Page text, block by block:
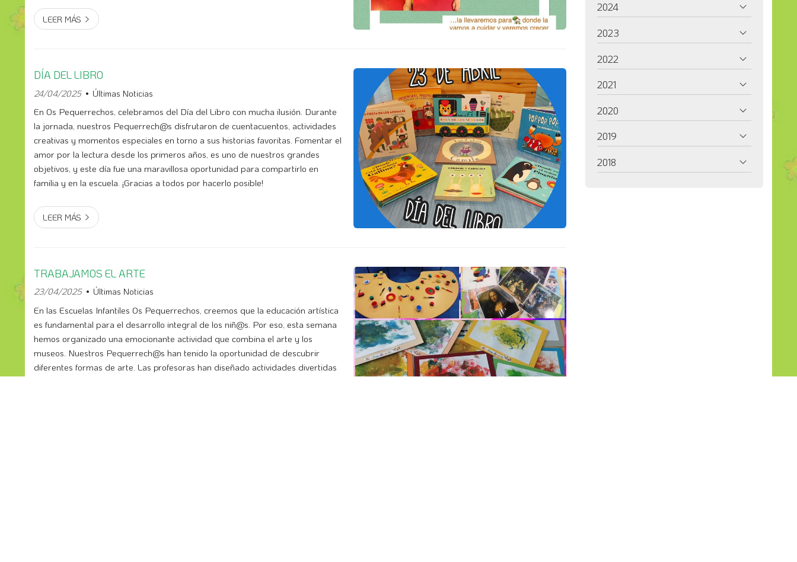
LEER MÁS
DÍA DEL LIBRO
24/04/2025 Últimas Noticias
En Os Pequerrechos, celebramos del Día del Libro con mucha ilusión. Durante
la jornada, nuestros Pequerrech@s disfrutaron de cuentacuentos, actividades
creativas y momentos especiales en torno a sus historias favoritas. Fomentar el
amor por la lectura desde los primeros años, es uno de nuestros grandes
objetivos, y este día fue una maravillosa oportunidad para compartirlo en
LEER MÁS
TRABAJAMOS EL ARTE
23/04/2025 Últimas Noticias
En las Escuelas Infantiles Os Pequerrechos, creemos que la educación artística
es fundamental para el desarrollo integral de los niñ@s. Por eso, esta semana
hemos organizado una emocionante actividad que combina el arte y los
museos. Nuestros Pequerrech@s han tenido la oportunidad de descubrir
diferentes formas de arte. Las profesoras han diseñado actividades divertidas
2024
2023
2022
2021
2020
2019
2018